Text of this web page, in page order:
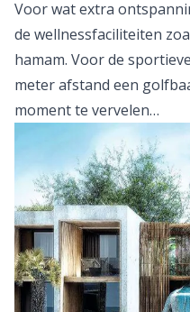
Voor wat extra
de wellnessfaciliteiten
hamam. Voor de
meter afstand een
moment te vervelen…